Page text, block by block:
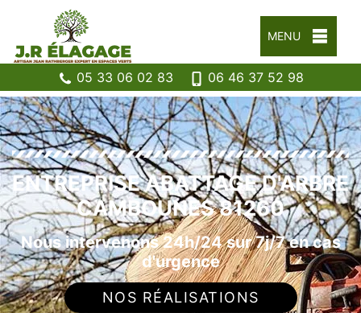
MENU
05 33 06 02 83 06 46 37 52 98
ENTREPRISE ABATTAGE D'ARBRE
CAMBOUNES 81260
Nous intervenons 24h/24 sur 7j/7 en cas
d'urgence
NOS RÉALISATIONS